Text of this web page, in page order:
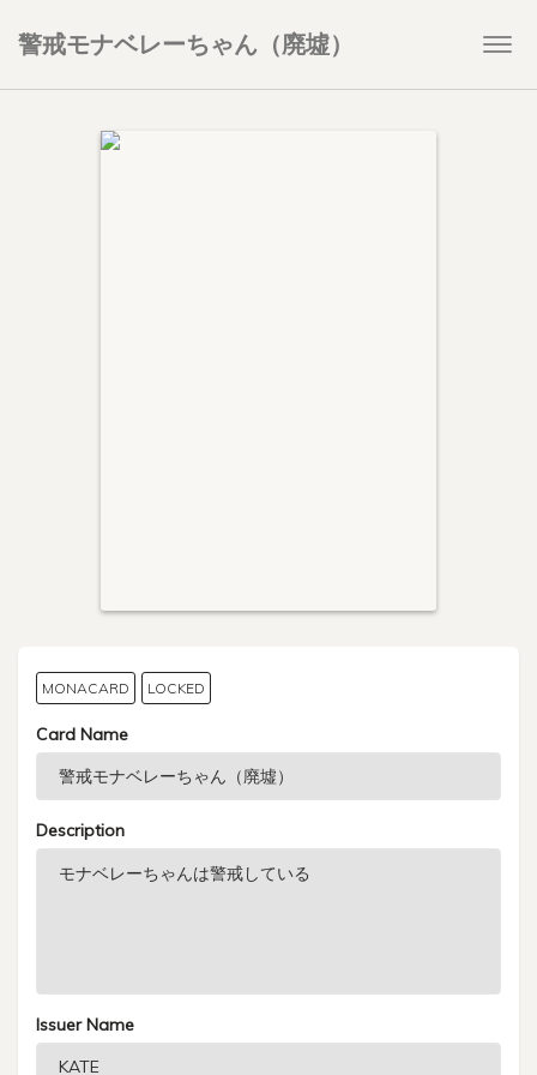
警戒モナベレーちゃん（廃墟）
MONACARD LOCKED
Card Name
Description
Issuer Name